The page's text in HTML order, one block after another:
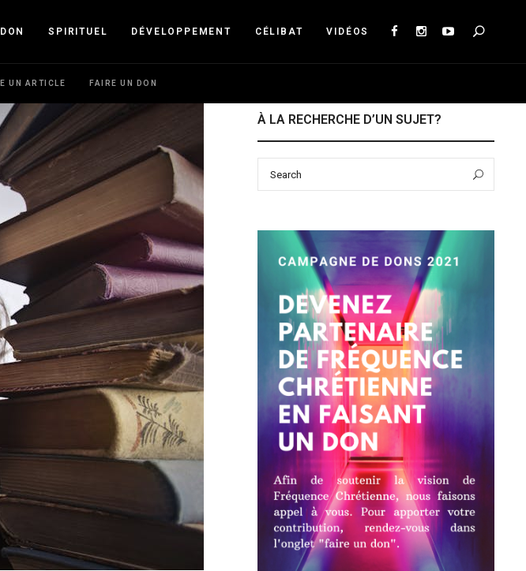
SPIRITUEL DÉVELOPPEMENT CÉLIBAT VIDÉOS
UN ARTICLE FAIRE UN DON
À LA RECHERCHE D’UN SUJET?